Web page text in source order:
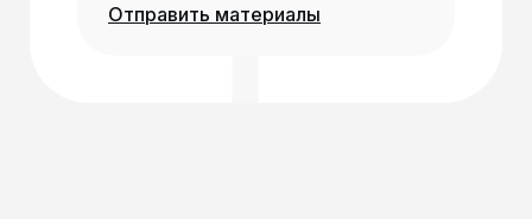
Отправить материалы